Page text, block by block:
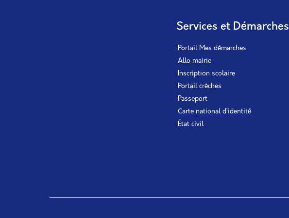
Services et Démarches
Portail Mes démarches
Allo mairie
Inscription scolaire
Portail crèches
Passeport
Carte national d’identité
État civil